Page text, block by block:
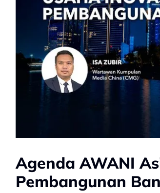
Agenda AWANI
Pembangunan